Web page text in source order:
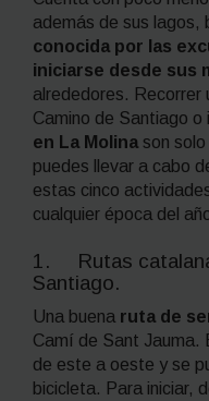
además de sus lagos,
conocida por las
iniciarse desde sus
alrededores. Recorrer
Camino de Santiago o
en La Molina son
puedes llevar a cabo
estas cinco
cualquier época del
1. Rutas
Santiago.
Una buena ruta de
Camí de Sant Jauma.
de este a oeste y se
bicicleta. Para iniciar,